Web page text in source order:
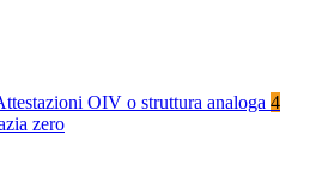
OIV o struttura analoga 4
zero